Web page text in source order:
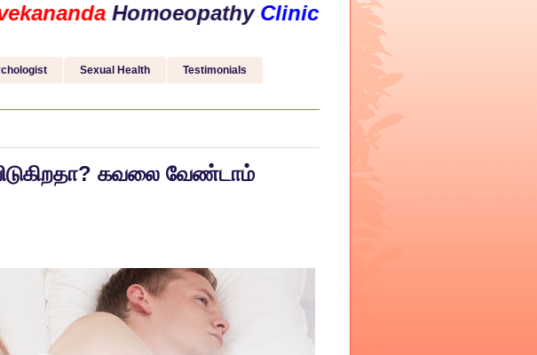
Homoeopathy Clinic &Psychological
Sexual Health Testimonials
கவலை வேண்டாம்